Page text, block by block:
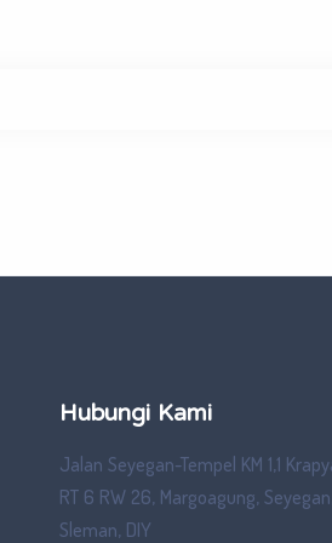
Hubungi Kami
Jalan Seyegan-Tempel KM 1,1
RT 6 RW 26, Margoagung, Seyegan,
Sleman, DIY